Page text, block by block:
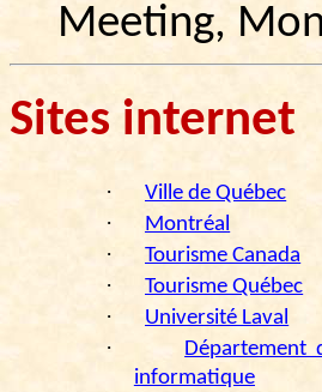
Meeting,
Sites internet
· Ville de Québec
· Montréal
· Tourisme Canada
· Tourisme Québec
· Université Laval
·
Département
informatique